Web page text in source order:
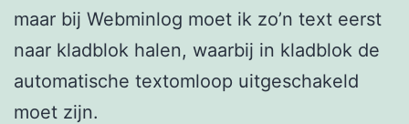
maar bij Webminlog moet ik zo’n text eerst
naar kladblok halen, waarbij in kladblok de
automatische textomloop uitgeschakeld
moet zijn.